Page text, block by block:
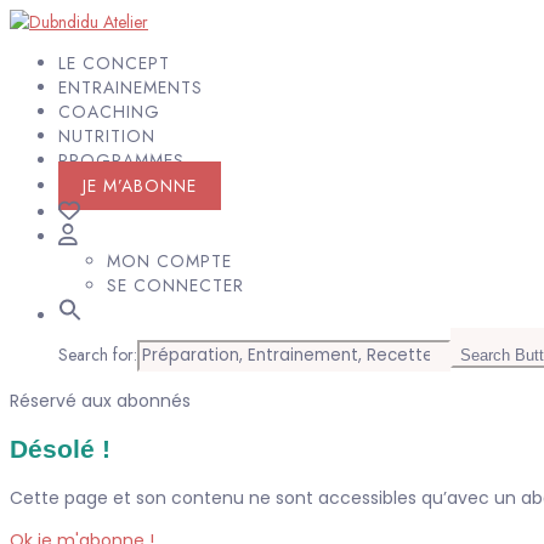
LE CONCEPT
ENTRAINEMENTS
COACHING
NUTRITION
PROGRAMMES
JE M’ABONNE
MON COMPTE
SE CONNECTER
Search for: Search
Réservé aux abonnés
Désolé !
Cette page et son contenu ne sont accessibles qu’avec un